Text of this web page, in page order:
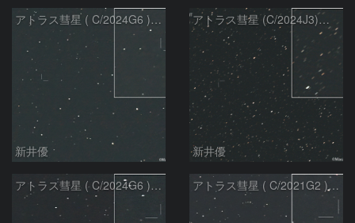
アトラス彗星 ( C/2024G6 )：2026/07/09
新井優
アトラス彗星 (C/2024J3)：2026/07/09
新井優
アトラス彗星 ( C/2024G6 )：2026/07/08 アトラス彗星 ( C/2021G2 )：2026/07/08